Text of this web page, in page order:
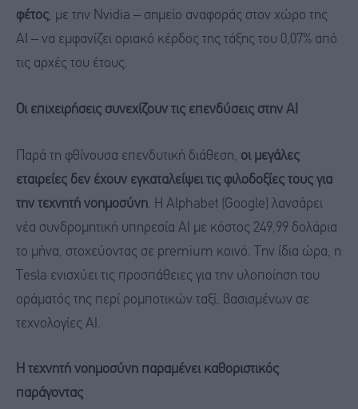
φέτος, με την Nvidia – σημείο αναφοράς στον χώρο της
AI – να εμφανίζει οριακό κέρδος της τάξης του 0,07% από
τις αρχές του έτους.
Οι επιχειρήσεις συνεχίζουν τις επενδύσεις στην AI
Παρά τη φθίνουσα επενδυτική διάθεση, οι μεγάλες
εταιρείες δεν έχουν εγκαταλείψει τις φιλοδοξίες τους για
την τεχνητή νοημοσύνη. Η Alphabet (Google) λανσάρει
νέα συνδρομητική υπηρεσία AI με κόστος 249,99 δολάρια
το μήνα, στοχεύοντας σε premium κοινό. Την ίδια ώρα, η
Tesla ενισχύει τις προσπάθειες για την υλοποίηση του
οράματός της περί ρομποτικών ταξί, βασισμένων σε
τεχνολογίες AI.
Η τεχνητή νοημοσύνη παραμένει καθοριστικός
παράγοντας